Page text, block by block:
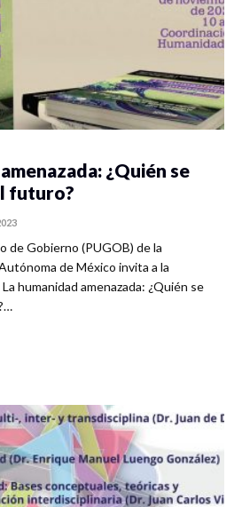
¿Quién se
futuro?
de Gobierno (PUGOB) de la
de México invita a la
humanidad amenazada: ¿Quién se